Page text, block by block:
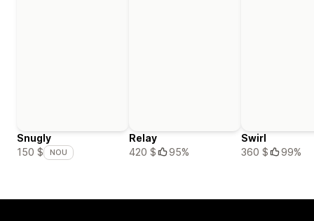
Snugly
150 $
NOU
Relay
420 $
95%
Swirl
360 $
99%